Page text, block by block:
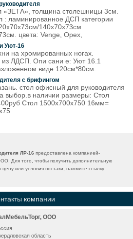
«ЗЕТА», толщина столешницы 3см.
: ламинированное ДСП категории
140х70х73см
цвета: Venge, Орех,
Уют-16
на хромированных ногах.
ЛДСП. Опи сани е: Уют 16.1
виде 120см*80см.
с брифингом
стол офисный для руководителя
выбор.в наличии размеры: Стол
Стол 1500х700х750 16мм=
ЛР-16 предоставлена компанией-
Для того, чтобы получить дополнительную
или условия постаки, нажмите ссылку
компании
ООО
область